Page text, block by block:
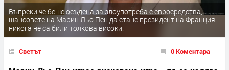
Въпреки че беше осъдена за злоупотреба с евросредства,
шансовете на Марин Льо Пен да стане президент на Франция
никога не са били толкова високи.
Светът 0 Коментара